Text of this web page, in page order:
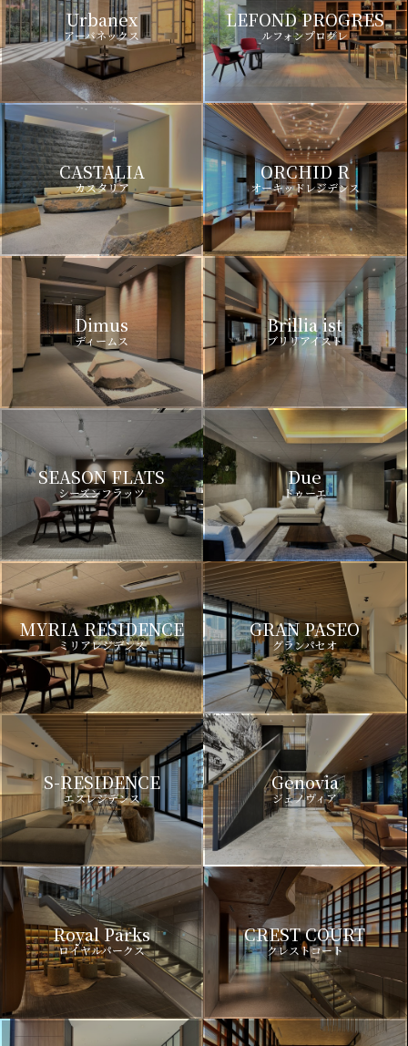
Urbanex
アーバネックス
LEFOND PROGRES
ルフォンプログレ
CASTALIA
カスタリア
ORCHID R
オーキッドレジデンス
Dimus
ディームス
Brillia ist
ブリリアイスト
SEASON FLATS
シーズンフラッツ
Due
ドゥーエ
MYRIA RESIDENCE
ミリアレジデンス
GRAN PASEO
グランパセオ
S-RESIDENCE
エスレジデンス
Genovia
ジェノヴィア
Royal Parks
ロイヤルパークス
CREST COURT
クレストコート